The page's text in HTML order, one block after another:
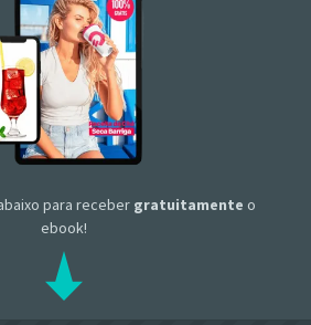
para receber gratuitamente o
ebook!